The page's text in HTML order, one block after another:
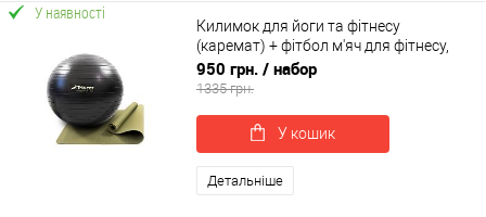
У наявності
Килимок для йоги та фітнесу
(каремат) + фітбол м'яч для фітнесу,
вагітних 85 см OSPORT Set 93 (n-0123)
950 грн. / набор
1335 грн.
У кошик
Детальніше